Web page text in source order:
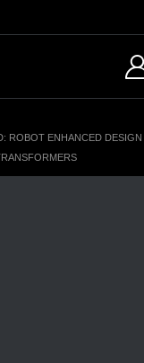
ROBOT ENHANCED DESIGN